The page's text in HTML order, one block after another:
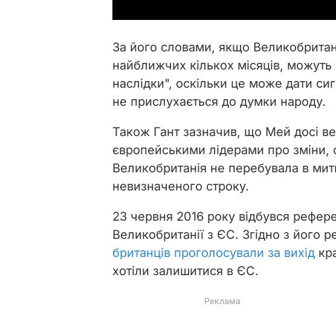
i
d
e
o
За його словами, якщо
найближчих кількох місяців, можуть
наслідки", оскільки це може дати
не прислухається до думки народу.
Також Гант зазначив, що Мей досі
європейськими лідерами про зміни,
Великобританія не перебувала в
невизначеного строку.
23 червня 2016 року відбувся
Великобританії з ЄС. Згідно з його
британців проголосували за вихід
хотіли залишитися в ЄС.